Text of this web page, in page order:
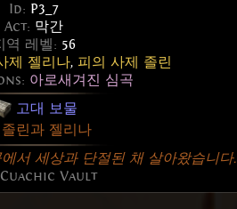
Id: P3_7
Act: 막간
역 레벨: 56
제 젤리나, 피의 사제 졸린
아로새겨진 심곡
고대 보물
졸린과 젤리나
서 세상과 단절된 채 살아왔습니다.
Vault